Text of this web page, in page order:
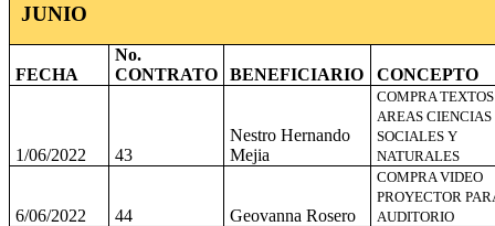
JUNIO
FECHA
No.
CONTRATO
BENEFICIARIO CONCEPTO
1/06/2022 43
Nestro Hernando
Mejia
COMPRA TEXTOS
AREAS CIENCIAS
SOCIALES Y
NATURALES
6/06/2022 44 Geovanna Rosero
COMPRA VIDEO
PROYECTOR
AUDITORIO